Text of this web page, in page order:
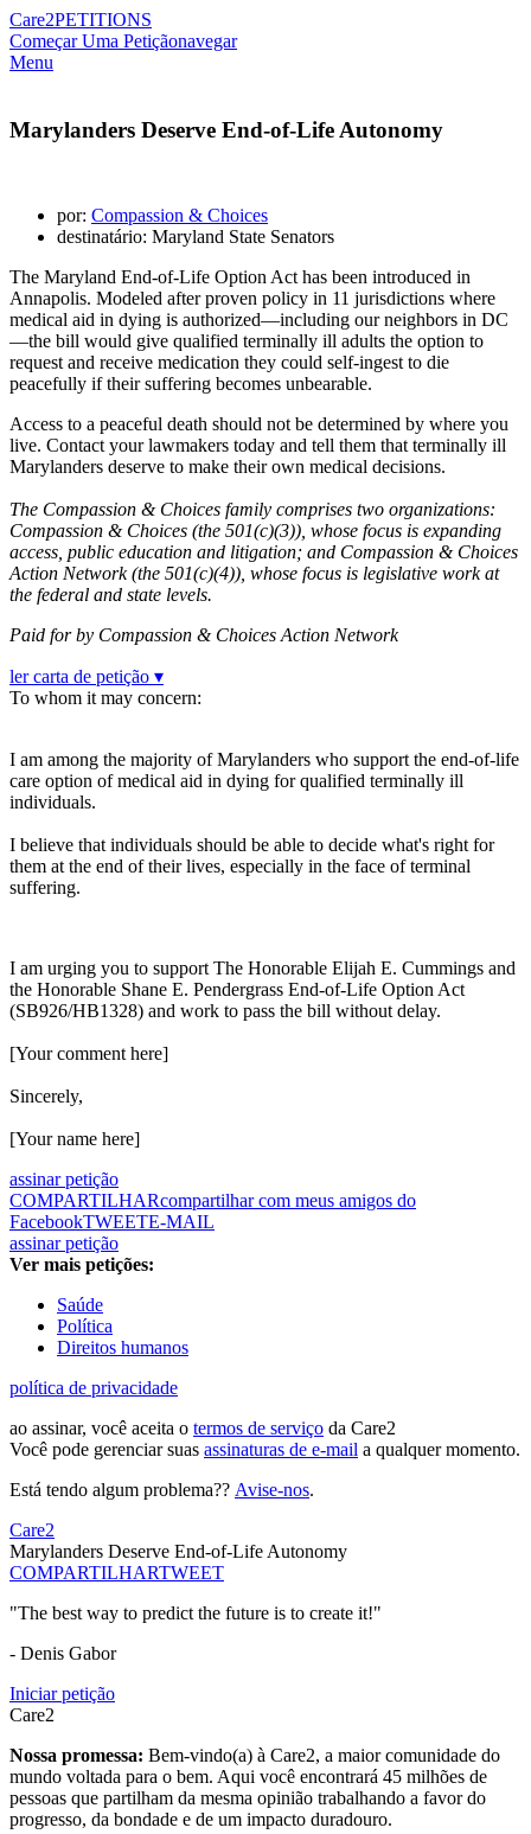
Care2PETITIONS
Começar Uma Petiçãonavegar
Menu
Marylanders Deserve End-of-Life Autonomy
por: Compassion & Choices
destinatário: Maryland State Senators
The Maryland End-of-Life Option Act has been introduced in
Annapolis. Modeled after proven policy in 11 jurisdictions where
medical aid in dying is authorized—including our neighbors in DC
—the bill would give qualified terminally ill adults the option to
request and receive medication they could self-ingest to die
peacefully if their suffering becomes unbearable.
Access to a peaceful death should not be determined by where you
live. Contact your lawmakers today and tell them that terminally ill
Marylanders deserve to make their own medical decisions.
The Compassion & Choices family comprises two organizations:
Compassion & Choices (the 501(c)(3)), whose focus is expanding
access, public education and litigation; and Compassion & Choices
Action Network (the 501(c)(4)), whose focus is legislative work at
the federal and state levels.
Paid for by Compassion & Choices Action Network
ler carta de petição ▾
To whom it may concern:
I am among the majority of Marylanders who support the end-of-life
care option of medical aid in dying for qualified terminally ill
individuals.
I believe that individuals should be able to decide what's right for
them at the end of their lives, especially in the face of terminal
suffering.
I am urging you to support The Honorable Elijah E. Cummings and
the Honorable Shane E. Pendergrass End-of-Life Option Act
(SB926/HB1328) and work to pass the bill without delay.
[Your comment here]
Sincerely,
[Your name here]
assinar petição
COMPARTILHARcompartilhar com meus amigos do
FacebookTWEETE-MAIL
assinar petição
Ver mais petições:
Saúde
Política
Direitos humanos
política de privacidade
ao assinar, você aceita o termos de serviço da Care2
Você pode gerenciar suas assinaturas de e-mail a qualquer momento.
Está tendo algum problema?? Avise-nos.
Care2
Marylanders Deserve End-of-Life Autonomy
COMPARTILHARTWEET
"The best way to predict the future is to create it!"
- Denis Gabor
Iniciar petição
Care2
Nossa promessa: Bem-vindo(a) à Care2, a maior comunidade do
mundo voltada para o bem. Aqui você encontrará 45 milhões de
pessoas que partilham da mesma opinião trabalhando a favor do
progresso, da bondade e de um impacto duradouro.